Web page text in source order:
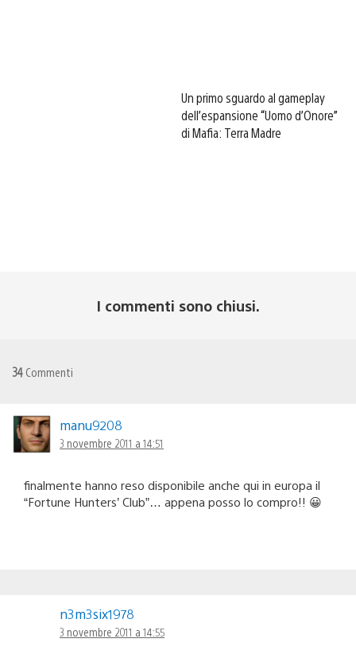
Un primo sguardo al gameplay
dell’espansione “Uomo d’Onore”
di Mafia: Terra Madre
I commenti sono chiusi.
34 Commenti
manu9208
3 novembre 2011 a 14:51
finalmente hanno reso disponibile anche qui in europa il
“Fortune Hunters’ Club”… appena posso lo compro!! 😀
n3m3six1978
3 novembre 2011 a 14:55